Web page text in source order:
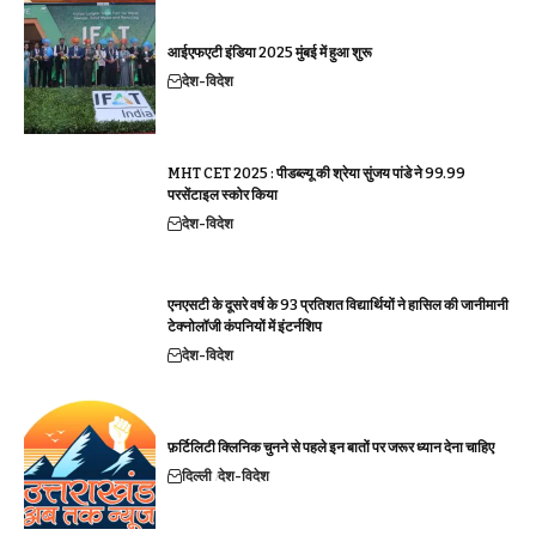
आईएफएटी इंडिया 2025 मुंबई में हुआ शुरू
देश-विदेश
MHT CET 2025 : पीडब्ल्यू की श्रेया सुंजय पांडे ने 99.99
परसेंटाइल स्कोर किया
देश-विदेश
एनएसटी के दूसरे वर्ष के 93 प्रतिशत विद्यार्थियों ने हासिल की जानीमानी
टेक्नोलॉजी कंपनियों में इंटर्नशिप
देश-विदेश
फ़र्टिलिटी क्लिनिक चुनने से पहले इन बातों पर जरूर ध्यान देना चाहिए
दिल्ली देश-विदेश